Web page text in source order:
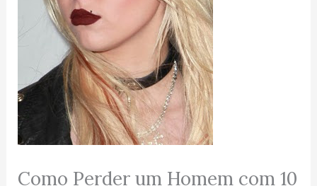
Como Perder um Homem com 10